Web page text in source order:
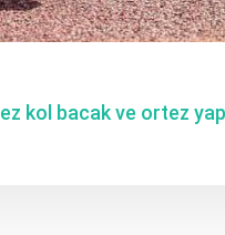
kol bacak ve ortez